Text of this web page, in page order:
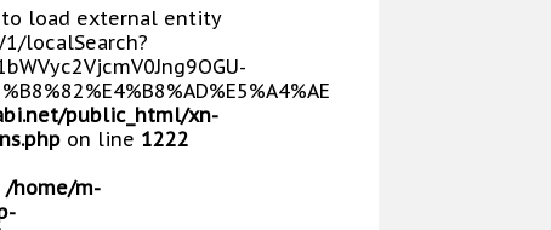
to load external entity
localSearch?
public_html/xn-
on line 1222
/home/m-